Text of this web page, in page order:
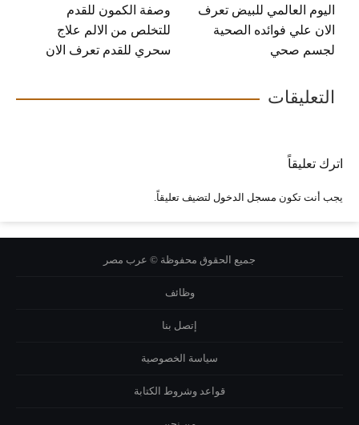
اليوم العالمي للبيض تعرف
الان علي فوائده الصحية
لجسم صحي
وصفة الكمون للقدم
للتخلص من الالم علاج
سحري للقدم تعرف الان
التعليقات
اترك تعليقاً
يجب أنت تكون مسجل الدخول لتضيف تعليقاً.
جميع الحقوق محفوظة © عرب مصر
وظائف
إتصل بنا
سياسة الخصوصية
قواعد وشروط الكتابة